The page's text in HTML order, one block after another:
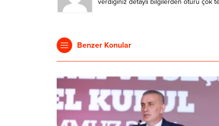
verdiğiniz detaylı bilgilerden ötürü çok
Benzer Konular